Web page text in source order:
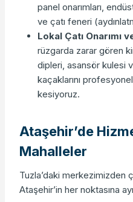
panel onarımları,
ve çatı feneri
Lokal Çatı Onarımı
rüzgarda zarar gören
dipleri, asansör kulesi
kaçaklarını
kesiyoruz.
Ataşehir’de
Mahalleler
Tuzla’daki merkezimizden
Ataşehir’in her noktasına